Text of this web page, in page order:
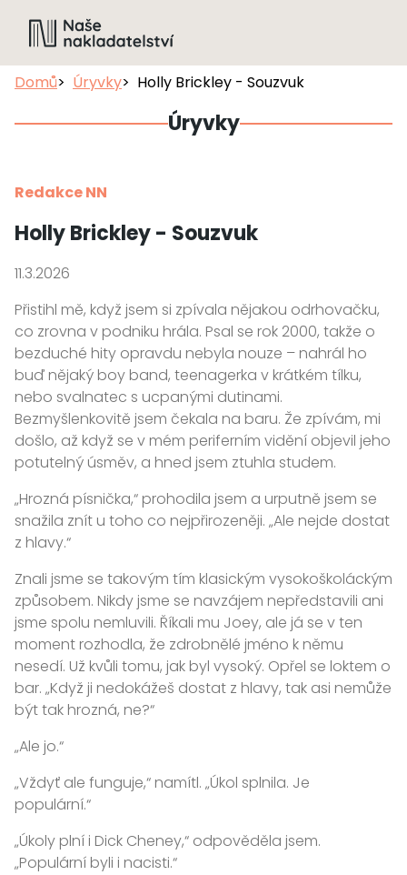
Domů Úryvky Holly Brickley - Souzvuk
Úryvky
Redakce NN
Holly Brickley - Souzvuk
11.3.2026
Přistihl mě, když jsem si zpívala nějakou odrhovačku,
co zrovna v podniku hrála. Psal se rok 2000, takže o
bezduché hity opravdu nebyla nouze – nahrál ho
buď nějaký boy band, teenagerka v krátkém tílku,
nebo svalnatec s ucpanými dutinami.
Bezmyšlenkovitě jsem čekala na baru. Že zpívám, mi
došlo, až když se v mém periferním vidění objevil jeho
potutelný úsměv, a hned jsem ztuhla studem.
„Hrozná písnička,“ prohodila jsem a urputně jsem se
snažila znít u toho co nejpřirozeněji. „Ale nejde dostat
z hlavy.“
Znali jsme se takovým tím klasickým vysokoškoláckým
způsobem. Nikdy jsme se navzájem nepředstavili ani
jsme spolu nemluvili. Říkali mu Joey, ale já se v ten
moment rozhodla, že zdrobnělé jméno k němu
nesedí. Už kvůli tomu, jak byl vysoký. Opřel se loktem o
bar. „Když ji nedokážeš dostat z hlavy, tak asi nemůže
být tak hrozná, ne?“
„Ale jo.“
„Vždyť ale funguje,“ namítl. „Úkol splnila. Je
populární.“
„Úkoly plní i Dick Cheney,“ odpověděla jsem.
„Populární byli i nacisti.“